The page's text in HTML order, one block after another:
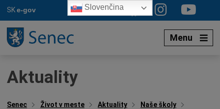
SKe-gov
Menu
Aktuality
Senec Život v meste Aktuality
Naše školy
Slovenčina